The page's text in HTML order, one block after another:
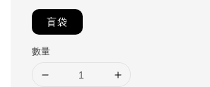
盲袋
數量